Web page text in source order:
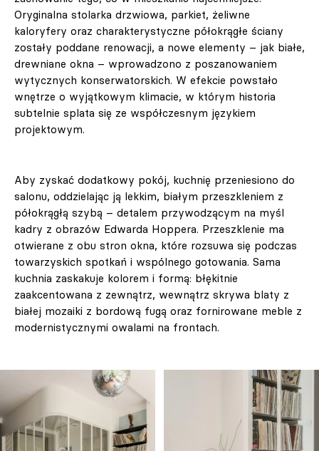
Oryginalna stolarka drzwiowa, parkiet, żeliwne
kaloryfery oraz charakterystyczne półokrągłe ściany
zostały poddane renowacji, a nowe elementy – jak białe,
drewniane okna – wprowadzono z poszanowaniem
wytycznych konserwatorskich. W efekcie powstało
wnętrze o wyjątkowym klimacie, w którym historia
subtelnie splata się ze współczesnym językiem
projektowym.
Aby zyskać dodatkowy pokój, kuchnię przeniesiono do
salonu, oddzielając ją lekkim, białym przeszkleniem z
półokrągłą szybą – detalem przywodzącym na myśl
kadry z obrazów Edwarda Hoppera. Przeszklenie ma
otwierane z obu stron okna, które rozsuwa się podczas
towarzyskich spotkań i wspólnego gotowania. Sama
kuchnia zaskakuje kolorem i formą: błękitnie
zaakcentowana z zewnątrz, wewnątrz skrywa blaty z
białej mozaiki z bordową fugą oraz fornirowane meble z
modernistycznymi owalami na frontach.